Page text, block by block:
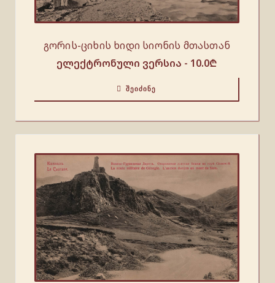
გორის-ციხის ხიდი სიონის მთასთან
ელექტრონული ვერსია - 10.0₾
ᲨᲔᲘᲫᲘᲜᲔ